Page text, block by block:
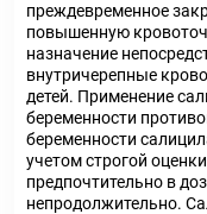
преждевременное
повышенную
назначение
внутричерепные
детей. Применение
беременности
беременности
учетом строгой
предпочтительно в
непродолжительно.